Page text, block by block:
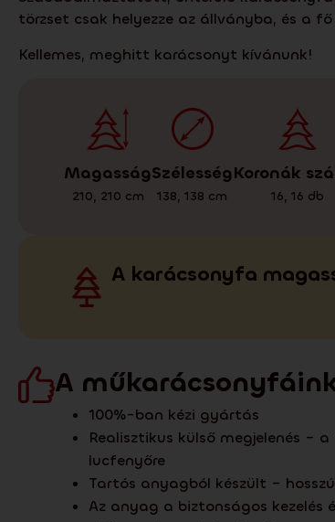
törzset csak helyezze az állványba, és a
Kellemes, meghitt karácsonyt kívánunk!
Magasság
210, 210 cm
Szélesség
138, 138 cm
Koronák
16, 16 db
A karácsonyfa
A
100%-ban kézi gyártás
Realisztikus külső megjelenés –
lucfenyőre
Tartós anyagból készült –
Az anyag a biztonságos kezelés